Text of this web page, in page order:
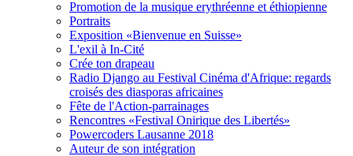
Promotion de la musique erythréenne et éthiopienne
Portraits
Exposition «Bienvenue en Suisse»
L'exil à In-Cité
Crée ton drapeau
Radio Django au Festival Cinéma d'Afrique: regards
croisés des diasporas africaines
Fête de l'Action-parrainages
Rencontres «Festival Onirique des Libertés»
Powercoders Lausanne 2018
Auteur de son intégration